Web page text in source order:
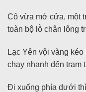
Cô vừa mở cửa, một
toàn bộ lỗ chân lông
Lạc Yên vội vàng
chạy nhanh đến trạm
Đi xuống phía dưới